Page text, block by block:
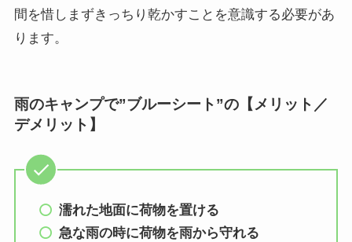
間を惜しまずきっちり乾かすことを意識する必要があ
ります。
雨のキャンプで”ブルーシート”の【メリット／
デメリット】
濡れた地面に荷物を置ける
急な雨の時に荷物を雨から守れる